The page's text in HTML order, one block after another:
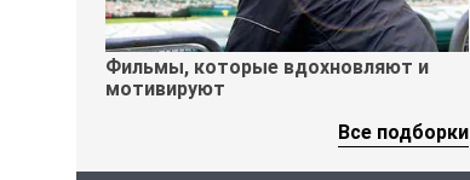
Фильмы, которые вдохновляют и
мотивируют
Все подборки